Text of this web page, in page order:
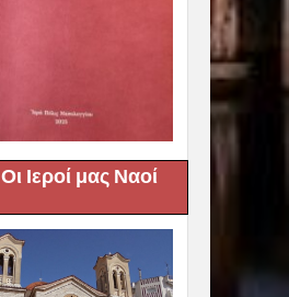
Οι Ιεροί μας Ναοί